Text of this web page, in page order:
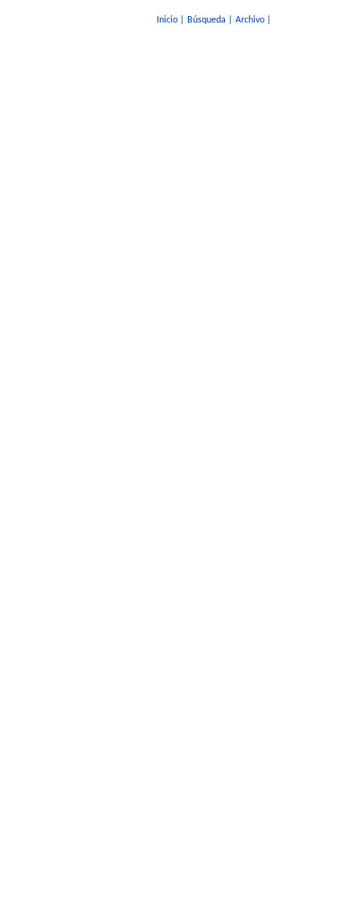
Inicio| Búsqueda Archivo|